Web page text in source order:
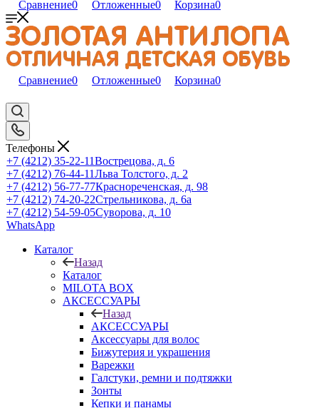
Сравнение0 Отложенные0 Корзина0
Сравнение0 Отложенные0 Корзина0
Телефоны
+7 (4212) 35-22-11Вострецова, д. 6
+7 (4212) 76-44-11Льва Толстого, д. 2
+7 (4212) 56-77-77Краснореченская, д. 98
+7 (4212) 74-20-22Стрельникова, д. 6а
+7 (4212) 54-59-05Суворова, д. 10
WhatsApp
Каталог
Назад
Каталог
MILOTA BOX
АКСЕССУАРЫ
Назад
АКСЕССУАРЫ
Аксессуары для волос
Бижутерия и украшения
Варежки
Галстуки, ремни и подтяжки
Зонты
Кепки и панамы